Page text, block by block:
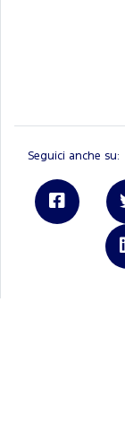
Seguici anche su: